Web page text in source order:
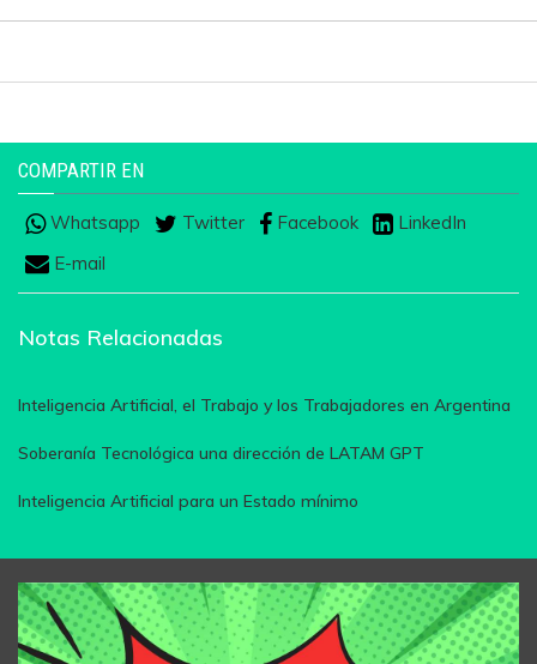
COMPARTIR EN
Whatsapp Twitter Facebook
LinkedIn
E-mail
Notas Relacionadas
Inteligencia Artificial, el Trabajo y los Trabajadores en Argentina
Soberanía Tecnológica una dirección de LATAM GPT
Inteligencia Artificial para un Estado mínimo